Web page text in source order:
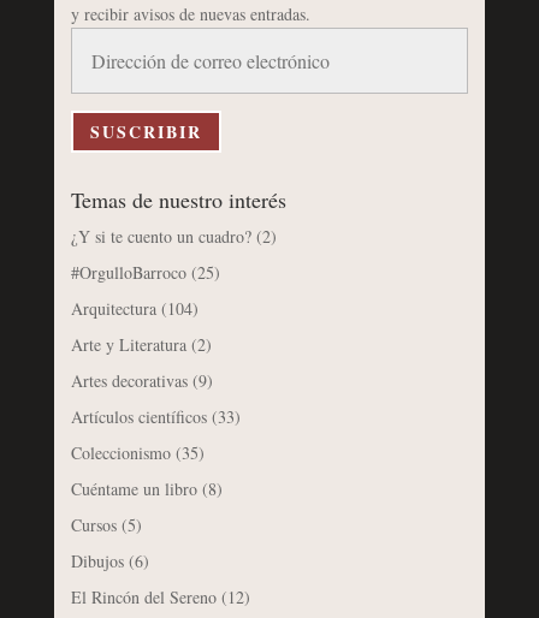
y recibir avisos de nuevas entradas.
correo
electrónico
SUSCRIBIR
Temas de nuestro interés
¿Y si te cuento un cuadro?(2)
#OrgulloBarroco(25)
Arquitectura(104)
Arte y Literatura(2)
Artes decorativas(9)
Artículos científicos(33)
Coleccionismo(35)
Cuéntame un libro(8)
Cursos(5)
Dibujos(6)
El Rincón del Sereno(12)